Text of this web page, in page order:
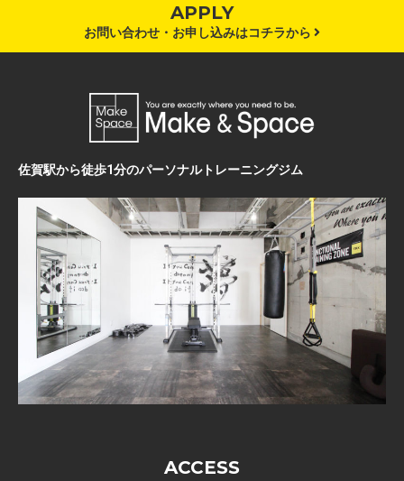
APPLY
お問い合わせ・お申し込みはコチラから
佐賀駅から徒歩1分のパーソナルトレーニングジム
ACCESS